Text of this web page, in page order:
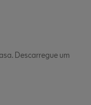
Descarregue um